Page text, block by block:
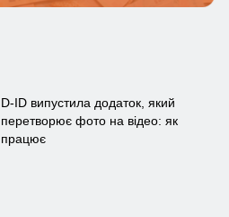
D-ID випустила додаток, який
перетворює фото на відео: як
працює